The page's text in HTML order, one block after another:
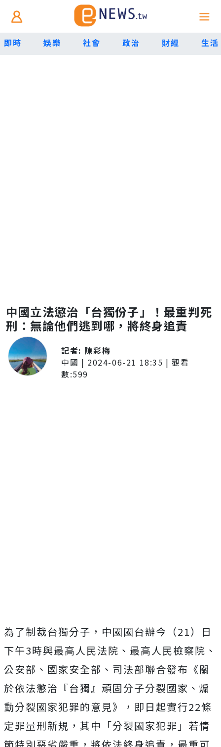
即時 娛樂 社會 政治 財經 生活
中國立法懲治「台獨份子」！最重判死
刑：無論他們逃到哪，將終身追責
記者: 陳彩梅
中國 | 2024-06-21 18:35 | 觀看
數:599
為了制裁台獨分子，中國國台辦今（21）日
下午3時與最高人民法院、最高人民檢察院、
公安部、國家安全部、司法部聯合發布《關
於依法懲治『台獨』頑固分子分裂國家、煽
動分裂國家犯罪的意見》，即日起實行22條
定罪量刑新規，其中「分裂國家犯罪」若情